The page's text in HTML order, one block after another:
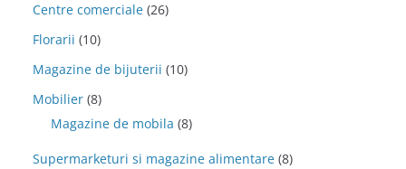
Centre comerciale (26)
Florarii (10)
Magazine de bijuterii (10)
Mobilier (8)
Magazine de mobila (8)
Supermarketuri si magazine alimentare (8)